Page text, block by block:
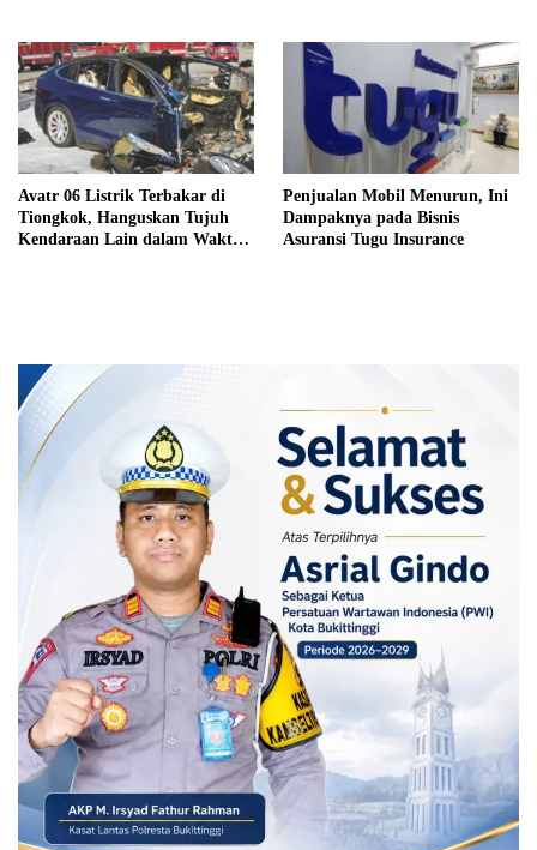
Avatr 06 Listrik Terbakar di
Tiongkok, Hanguskan Tujuh
Kendaraan Lain dalam Waktu
Penjualan Mobil Menurun, Ini
Dampaknya pada Bisnis
Asuransi Tugu Insurance